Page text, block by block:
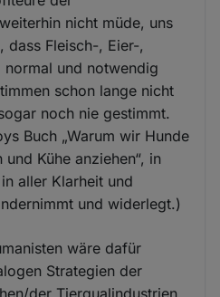
nicht müde, uns
dass Fleisch-, Eier-,
und notwendig
schon lange nicht
noch nie gestimmt.
Buch „Warum wir Hunde
Kühe anziehen“, in
aller Klarheit und
und widerlegt.)
wäre dafür
Strategien der
der Tierqualindustrien